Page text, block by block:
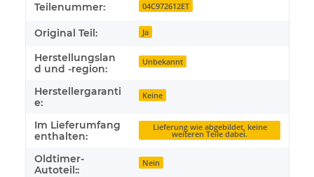
Teilenummer: 04C972612ET
Original Teil: Ja
Herstellungslan
d und -region:
Unbekannt
Herstellergaranti
e:
Keine
Im Lieferumfang
enthalten:
Lieferung wie abgebildet, keine
weiteren Teile dabei.
Oldtimer-
Autoteil::
Nein